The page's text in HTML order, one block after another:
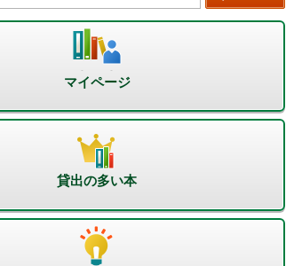
マイページ
貸出の多い本